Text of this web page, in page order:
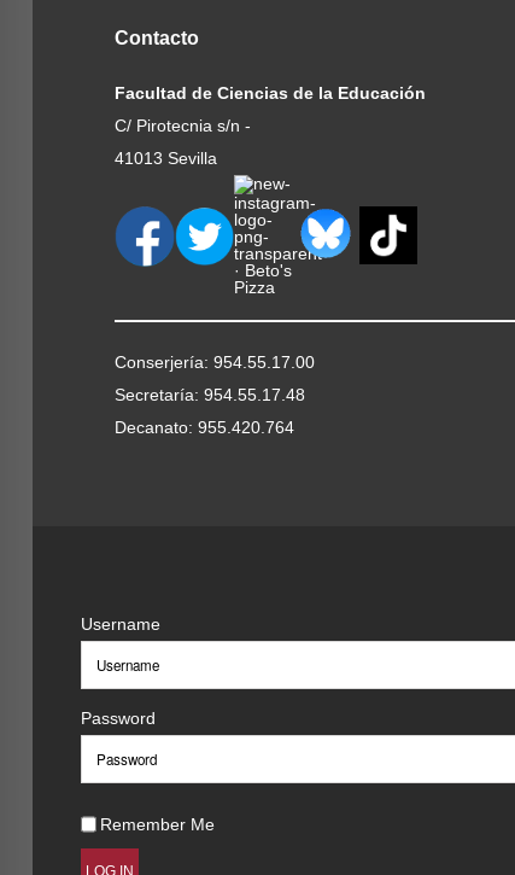
Contacto
Facultad de Ciencias de la Educación
C/ Pirotecnia s/n -
41013 Sevilla
Conserjería: 954.55.17.00
Secretaría: 954.55.17.48
Decanato: 955.420.764
Username
Password
Remember Me
LOG IN